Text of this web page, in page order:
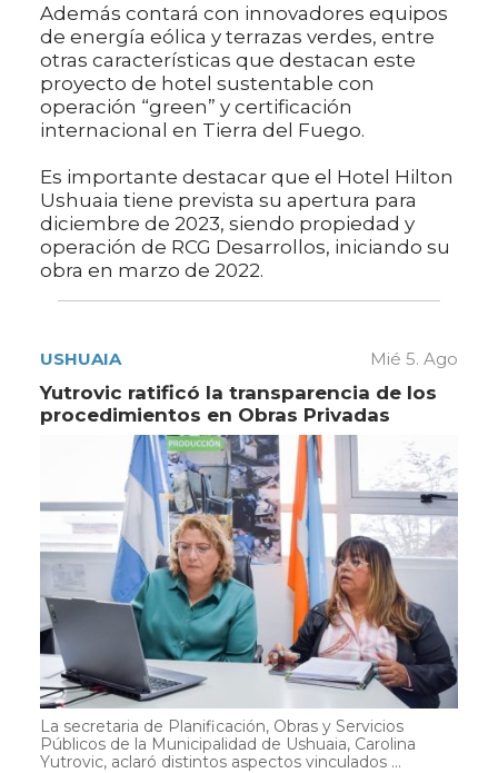
Además contará con innovadores equipos
de energía eólica y terrazas verdes, entre
otras características que destacan este
proyecto de hotel sustentable con
operación “green” y certificación
internacional en Tierra del Fuego.
Es importante destacar que el Hotel Hilton
Ushuaia tiene prevista su apertura para
diciembre de 2023, siendo propiedad y
operación de RCG Desarrollos, iniciando su
obra en marzo de 2022.
USHUAIA Mié 5. Ago
Yutrovic ratificó la transparencia de los
procedimientos en Obras Privadas
La secretaria de Planificación, Obras y Servicios
Públicos de la Municipalidad de Ushuaia, Carolina
Yutrovic, aclaró distintos aspectos vinculados ...